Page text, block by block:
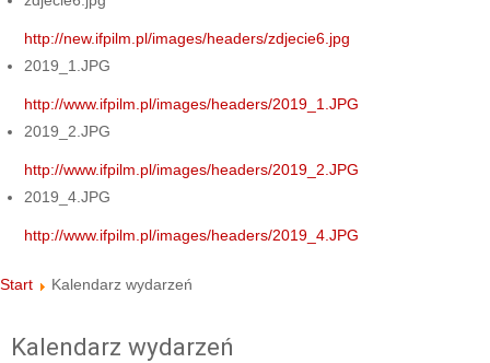
http://new.ifpilm.pl/images/headers/zdjecie6.jpg
2019_1.JPG
http://www.ifpilm.pl/images/headers/2019_1.JPG
2019_2.JPG
http://www.ifpilm.pl/images/headers/2019_2.JPG
2019_4.JPG
http://www.ifpilm.pl/images/headers/2019_4.JPG
Start Kalendarz wydarzeń
Kalendarz wydarzeń